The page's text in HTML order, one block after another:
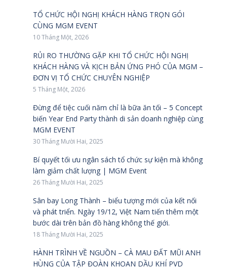
TỔ CHỨC HỘI NGHỊ KHÁCH HÀNG TRỌN GÓI
CÙNG MGM EVENT
10 Tháng Một, 2026
RỦI RO THƯỜNG GẶP KHI TỔ CHỨC HỘI NGHỊ
KHÁCH HÀNG VÀ KỊCH BẢN ỨNG PHÓ CỦA MGM –
ĐƠN VỊ TỔ CHỨC CHUYÊN NGHIỆP
5 Tháng Một, 2026
Đừng để tiệc cuối năm chỉ là bữa ăn tối – 5 Concept
biến Year End Party thành di sản doanh nghiệp cùng
MGM EVENT
30 Tháng Mười Hai, 2025
Bí quyết tối ưu ngân sách tổ chức sự kiện mà không
làm giảm chất lượng | MGM Event
26 Tháng Mười Hai, 2025
Sân bay Long Thành – biểu tượng mới của kết nối
và phát triển. Ngày 19/12, Việt Nam tiến thêm một
bước dài trên bản đồ hàng không thế giới.
18 Tháng Mười Hai, 2025
HÀNH TRÌNH VỀ NGUỒN – CÀ MAU ĐẤT MŨI ANH
HÙNG CỦA TẬP ĐOÀN KHOAN DẦU KHÍ PVD